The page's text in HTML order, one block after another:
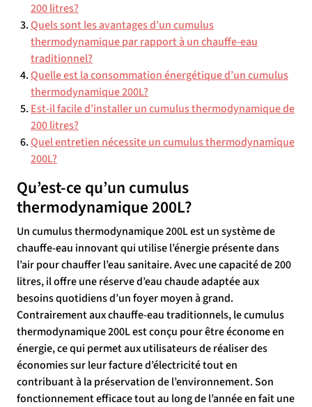
200 litres?
Quels sont les avantages d’un cumulus
thermodynamique par rapport à un chauffe-eau
traditionnel?
Quelle est la consommation énergétique d’un cumulus
thermodynamique 200L?
Est-il facile d’installer un cumulus thermodynamique de
200 litres?
Quel entretien nécessite un cumulus thermodynamique
200L?
Qu’est-ce qu’un cumulus
thermodynamique 200L?
Un cumulus thermodynamique 200L est un système de
chauffe-eau innovant qui utilise l’énergie présente dans
l’air pour chauffer l’eau sanitaire. Avec une capacité de 200
litres, il offre une réserve d’eau chaude adaptée aux
besoins quotidiens d’un foyer moyen à grand.
Contrairement aux chauffe-eau traditionnels, le cumulus
thermodynamique 200L est conçu pour être économe en
énergie, ce qui permet aux utilisateurs de réaliser des
économies sur leur facture d’électricité tout en
contribuant à la préservation de l’environnement. Son
fonctionnement efficace tout au long de l’année en fait une